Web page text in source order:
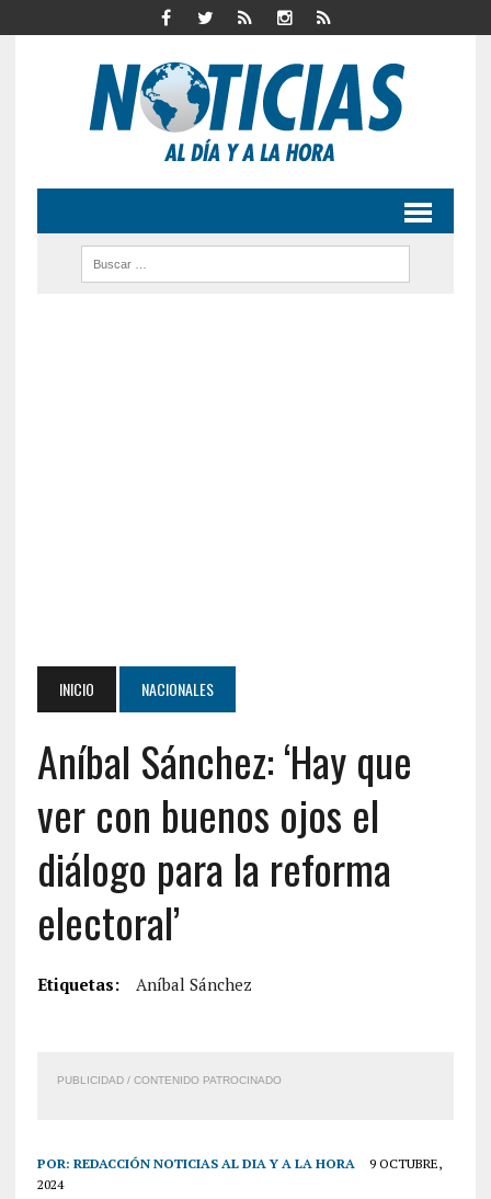
INICIO NACIONALES
Aníbal Sánchez: ‘Hay que
ver con buenos ojos el
diálogo para la reforma
electoral’
Etiquetas: Aníbal Sánchez
PUBLICIDAD / CONTENIDO PATROCINADO
POR: REDACCIÓN NOTICIAS AL DIA Y A LA HORA
9 OCTUBRE,
2024